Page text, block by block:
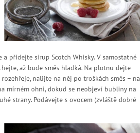
přidejte sirup Scotch Whisky. V samostatné
až bude směs hladká. Na plotnu dejte
nalijte na něj po troškách směs – na
mírném ohni, dokud se neobjeví bubliny na
strany. Podávejte s ovocem (zvláště dobré